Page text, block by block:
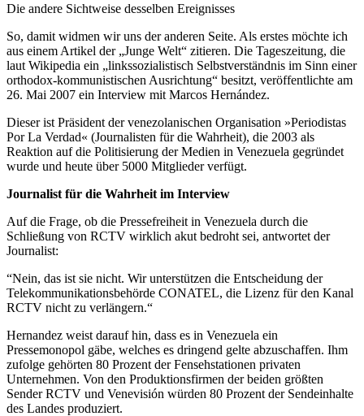
Die andere Sichtweise desselben Ereignisses
So, damit widmen wir uns der anderen Seite. Als erstes möchte ich
aus einem Artikel der „Junge Welt“ zitieren. Die Tageszeitung, die
laut Wikipedia ein „linkssozialistisch Selbstverständnis im Sinn einer
orthodox-kommunistischen Ausrichtung“ besitzt, veröffentlichte am
26. Mai 2007 ein Interview mit Marcos Hernández.
Dieser ist Präsident der venezolanischen Organisation »Periodistas
Por La Verdad« (Journalisten für die Wahrheit), die 2003 als
Reaktion auf die Politisierung der Medien in Venezuela gegründet
wurde und heute über 5000 Mitglieder verfügt.
Journalist für die Wahrheit im Interview
Auf die Frage, ob die Pressefreiheit in Venezuela durch die
Schließung von RCTV wirklich akut bedroht sei, antwortet der
Journalist:
“Nein, das ist sie nicht. Wir unterstützen die Entscheidung der
Telekommunikationsbehörde ­CONATEL, die Lizenz für den Kanal
RCTV nicht zu verlängern.“
Hernandez weist darauf hin, dass es in Venezuela ein
Pressemonopol gäbe, welches es dringend gelte abzuschaffen. Ihm
zufolge gehörten 80 Prozent der Fensehstationen privaten
Unternehmen. Von den Produktionsfirmen der beiden größten
Sender RCTV und Venevisión würden 80 Prozent der Sendeinhalte
des Landes produziert.